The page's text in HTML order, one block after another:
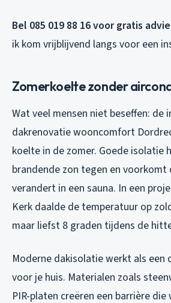
Bel 085 019 88 16 voor gratis
ik kom vrijblijvend langs voor een
Zomerkoelte zonder
Wat veel mensen niet beseffen: de
dakrenovatie wooncomfort
koelte in de zomer. Goede isolatie
brandende zon tegen en
verandert in een sauna. In een
Kerk daalde de temperatuur op
maar liefst 8 graden tijdens de
Moderne dakisolatie werkt als een
voor je huis. Materialen zoals
PIR-platen creëren een barrière